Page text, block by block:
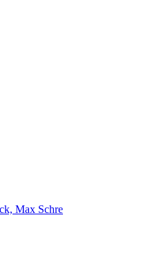
Max Schre